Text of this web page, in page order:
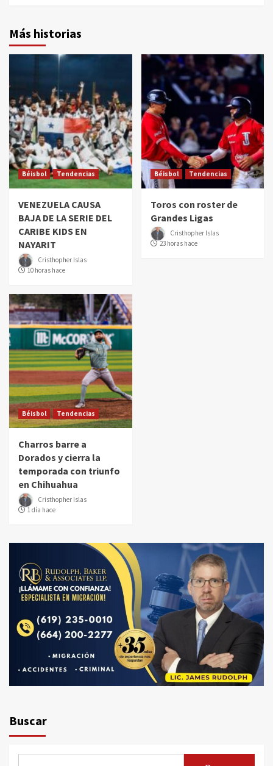
Más historias
Béisbol Tendencias
VENEZUELA CAUSA
BAJA DE LA SERIE DEL
CARIBE KIDS EN
NAYARIT
Cristhopher Islas
10 horas hace
Béisbol Tendencias
Toros con roster de
Grandes Ligas
Cristhopher Islas
23 horas hace
Béisbol Tendencias
Charros barre a
Dorados y cierra la
temporada con triunfo
en Chihuahua
Cristhopher Islas
1 día hace
Buscar